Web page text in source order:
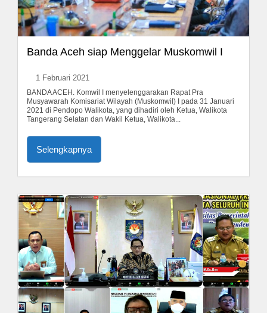
Banda Aceh siap Menggelar Muskomwil I
1 Februari 2021
BANDA ACEH. Komwil I menyelenggarakan Rapat Pra
Musyawarah Komisariat Wilayah (Muskomwil) I pada 31 Januari
2021 di Pendopo Walikota, yang dihadiri oleh Ketua, Walikota
Tangerang Selatan dan Wakil Ketua, Walikota...
Selengkapnya